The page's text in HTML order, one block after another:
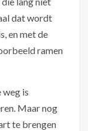
dat wordt
en met de
ramen
weg is
Maar nog
te brengen